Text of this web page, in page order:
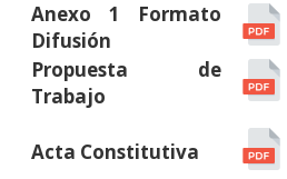
Anexo 1 Formato
Difusión
Propuesta de
Trabajo
Acta Constitutiva